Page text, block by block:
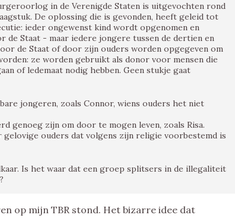
in de Verenigde Staten is uitgevochten rond
De oplossing die is gevonden, heeft geleid tot
ieder ongewenst kind wordt opgenomen en
de Staat - maar iedere jongere tussen de dertien en
de Staat of door zijn ouders worden opgegeven om
ze worden gebruikt als donor voor mensen die
of ledemaat nodig hebben. Geen stukje gaat
jongeren, zoals Connor, wiens ouders het niet
genoeg zijn om door te mogen leven, zoals Risa.
gelovige ouders dat volgens zijn religie voorbestemd is
Is het waar dat een groep splitsers in de illegaliteit
op mijn TBR stond. Het bizarre idee dat